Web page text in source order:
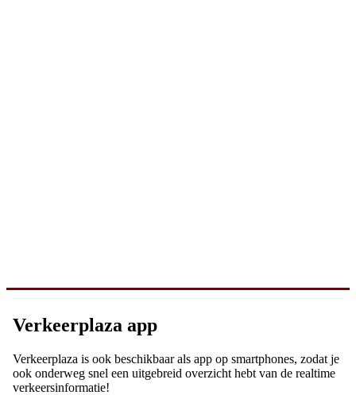
Verkeerplaza app
Verkeerplaza is ook beschikbaar als app op smartphones, zodat je
ook onderweg snel een uitgebreid overzicht hebt van de realtime
verkeersinformatie!